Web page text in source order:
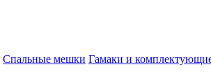
Спальные мешки Гамаки и